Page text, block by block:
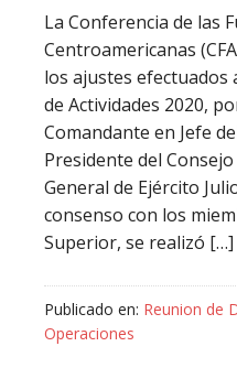
La Conferencia de las
Centroamericanas
los ajustes efectuados
de Actividades 2020,
Comandante en Jefe
Presidente del
General de Ejército
consenso con los
Superior, se realizó […]
Publicado en: Reunion de
Operaciones